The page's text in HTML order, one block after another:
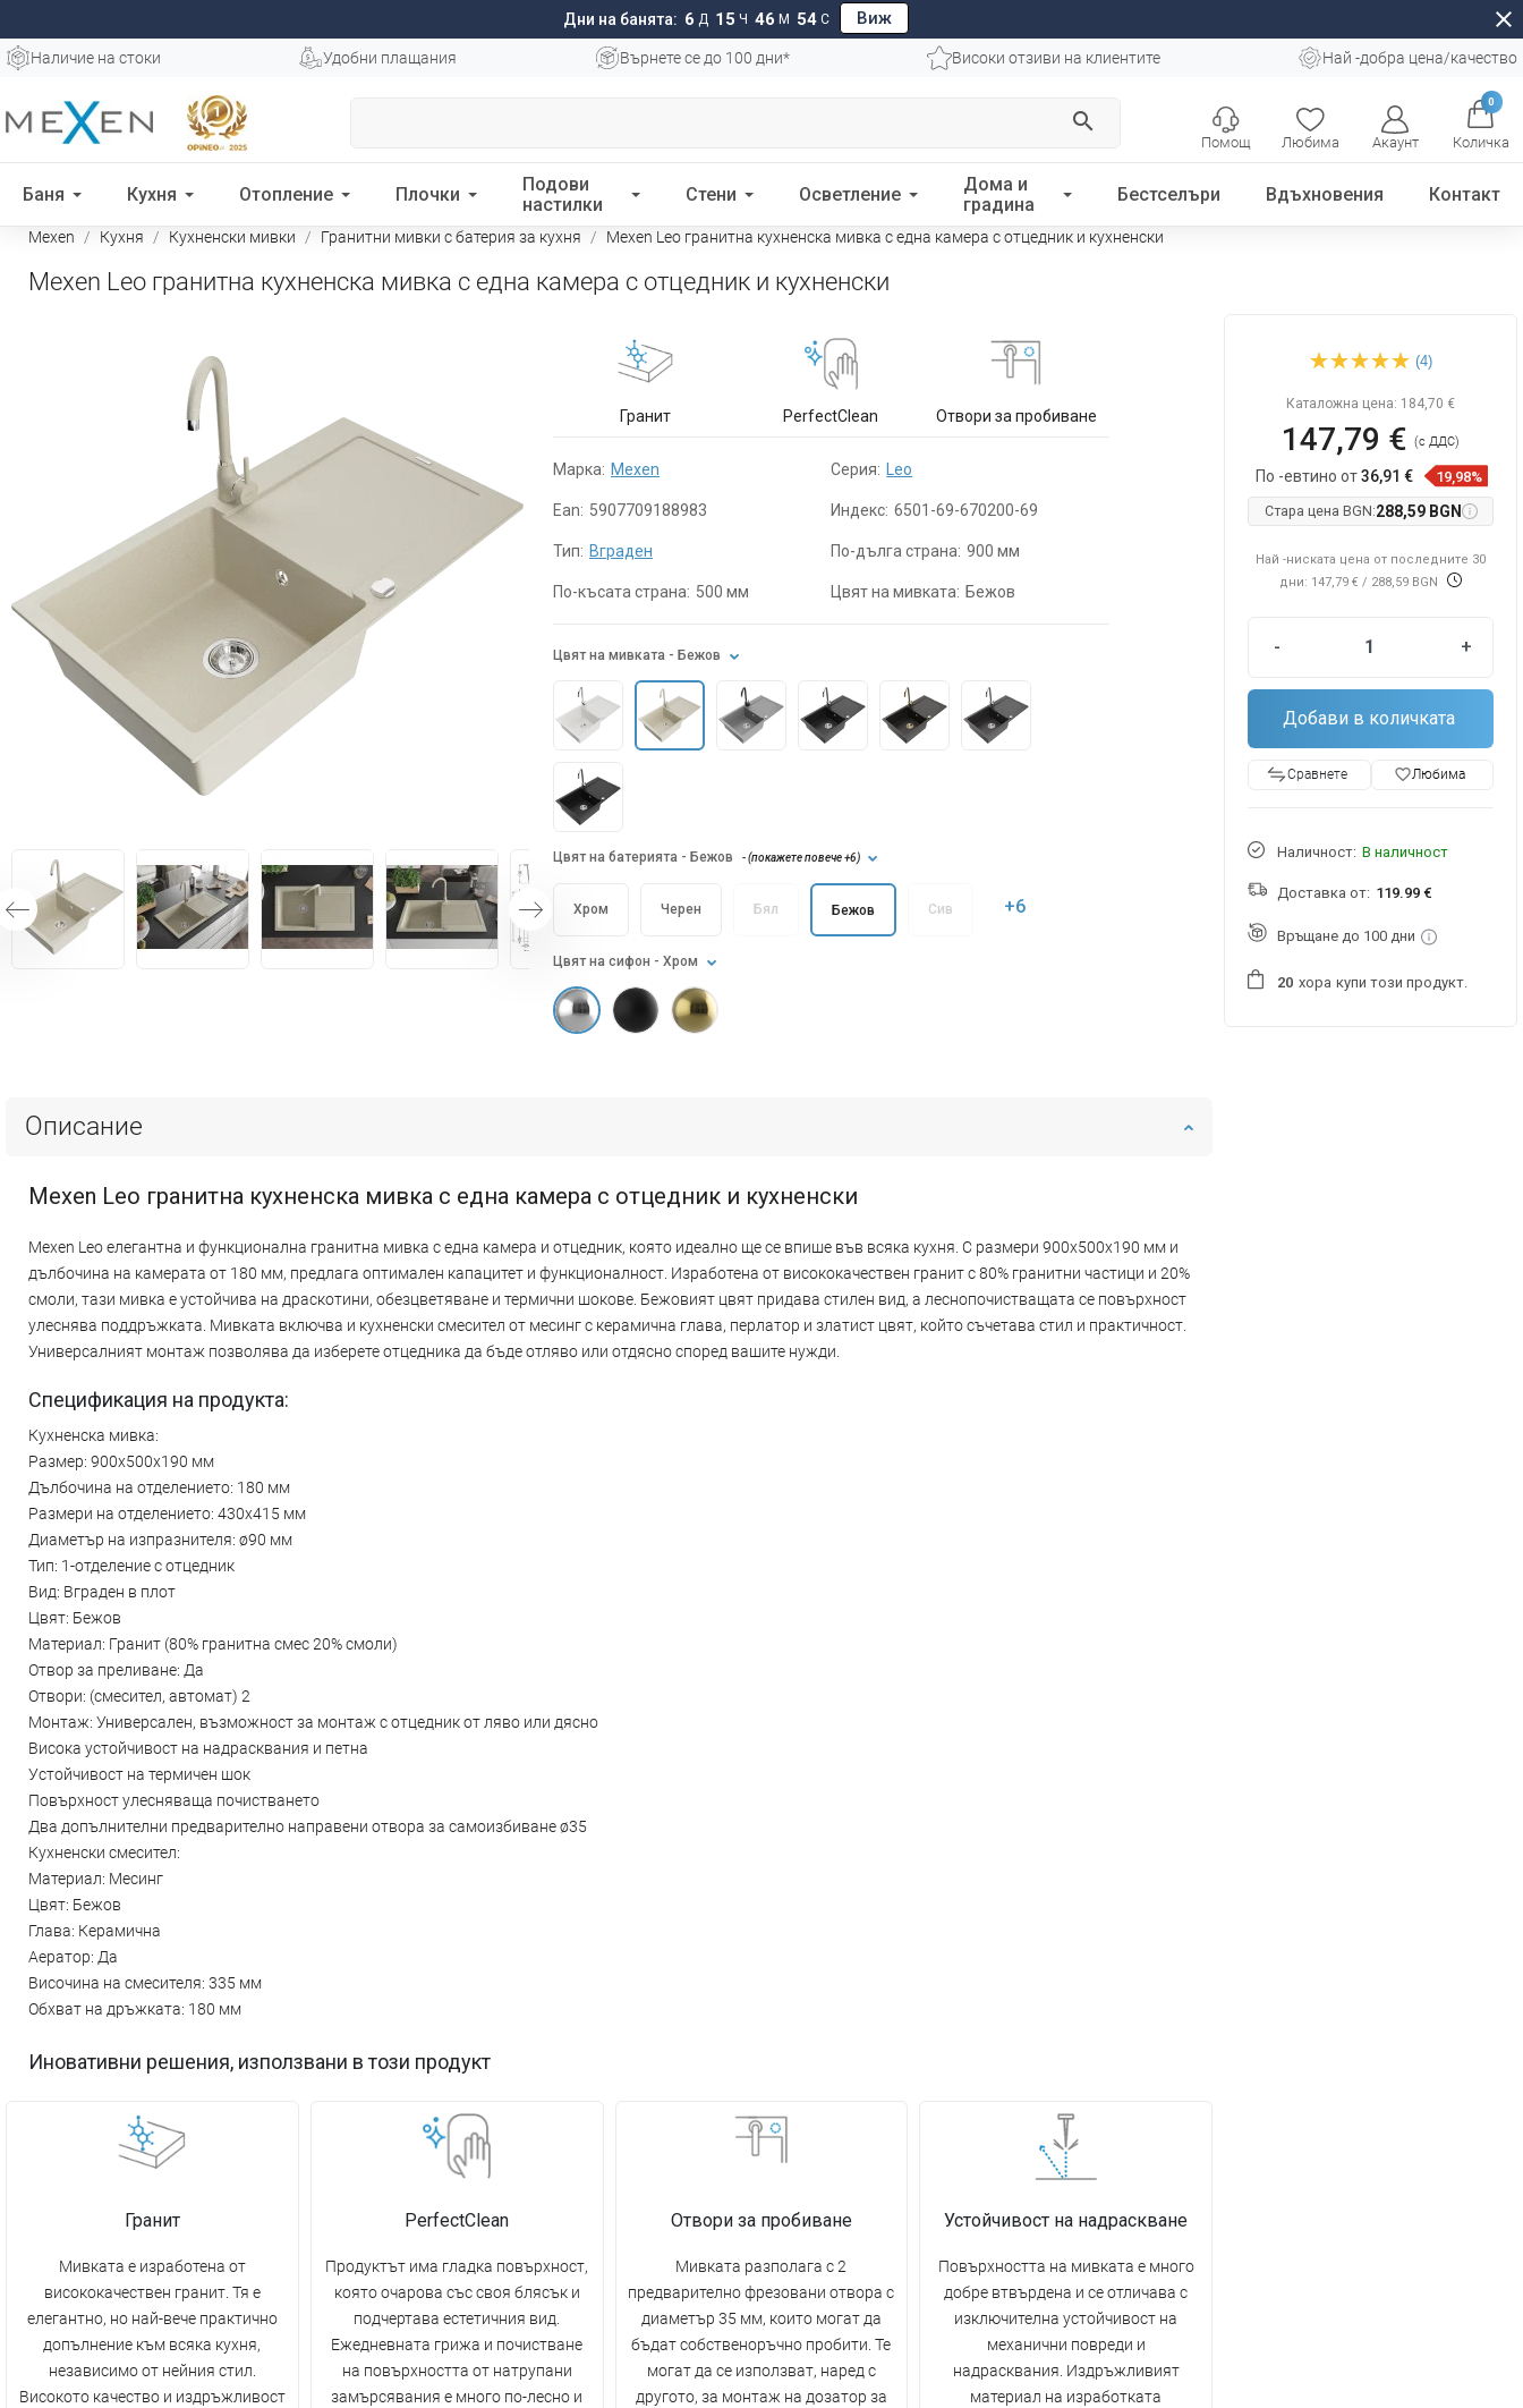
Дни на банята: 6 Д 15 Ч 46 М 53 С Виж close
Наличие на стоки Удобни плащания Върнете се до 100 дни* Високи отзиви на клиентите Най -добра цена/качество
search
Любима Акаунт
0
Количка
Помощ
Баня Кухня Отопление Плочки
Подови
настилки
Стени Осветление
Дома и
градина
Бестселъри Вдъхновения Контакт
Mexen Кухня Кухненски мивки Гранитни мивки с батерия за кухня Mexen Leo гранитна кухненска мивка с една камера с отцедник и кухненски
Mexen Leo гранитна кухненска мивка с една камера с отцедник и кухненски
Гранит PerfectClean Отвори за пробиване
Марка: Mexen Серия: Leo
Ean: 5907709188983 Индекс: 6501-69-670200-69
Тип: Вграден По-дълга страна: 900 мм
По-късата страна: 500 мм Цвят на мивката: Бежов
Цвят на сифон - Хром
Цвят на мивката - Бежов
Цвят на батерията - Бежов - (покажете повече+6)
Бял Сив
Хром Бежов
Черен +6
Описание
Mexen Leo гранитна кухненска мивка с една камера с отцедник и кухненски
Mexen Leo елегантна и функционална гранитна мивка с една камера и отцедник, която идеално ще се впише във всяка кухня. С размери 900x500x190 мм и
дълбочина на камерата от 180 мм, предлага оптимален капацитет и функционалност. Изработена от висококачествен гранит с 80% гранитни частици и 20%
смоли, тази мивка е устойчива на драскотини, обезцветяване и термични шокове. Бежовият цвят придава стилен вид, а леснопочистващата се повърхност
улеснява поддръжката. Мивката включва и кухненски смесител от месинг с керамична глава, перлатор и златист цвят, който съчетава стил и практичност.
Универсалният монтаж позволява да изберете отцедника да бъде отляво или отдясно според вашите нужди.
Спецификация на продукта:
Кухненска мивка:
Размер: 900x500x190 мм
Дълбочина на отделението: 180 мм
Размери на отделението: 430x415 мм
Диаметър на изпразнителя: ø90 мм
Тип: 1-отделение с отцедник
Вид: Вграден в плот
Цвят: Бежов
Материал: Гранит (80% гранитна смес 20% смоли)
Отвор за преливане: Да
Отвори: (смесител, автомат) 2
Монтаж: Универсален, възможност за монтаж с отцедник от ляво или дясно
Висока устойчивост на надрасквания и петна
Устойчивост на термичен шок
Повърхност улесняваща почистването
Два допълнителни предварително направени отвора за самоизбиване ø35
Кухненски смесител:
Материал: Месинг
Цвят: Бежов
Глава: Керамична
Аератор: Да
Височина на смесителя: 335 мм
Обхват на дръжката: 180 мм
Иновативни решения, използвани в този продукт
Гранит
Мивката е изработена от
висококачествен гранит. Тя е
елегантно, но най-вече практично
допълнение към всяка кухня,
независимо от нейния стил.
Високото качество и издръжливост
PerfectClean
Продуктът има гладка повърхност,
която очарова със своя блясък и
подчертава естетичния вид.
Ежедневната грижа и почистване
на повърхността от натрупани
замърсявания е много по-лесно и
Отвори за пробиване
Мивката разполага с 2
предварително фрезовани отвора с
диаметър 35 мм, които могат да
бъдат собственоръчно пробити. Те
могат да се използват, наред с
другото, за монтаж на дозатор за
Устойчивост на надраскване
Повърхността на мивката е много
добре втвърдена и се отличава с
изключителна устойчивост на
механични повреди и
надрасквания. Издръжливият
материал на изработката
кухненска мивка с една
(4)
Каталожна цена: 184,70 €
147,79 €(с ДДС)
По -евтино от36,91 €
19,98%
Стара цена BGN:288,59 BGN
Най -ниската цена от последните 30
дни: 147,79 €/ 288,59 BGN
- +
Добави в количката
Сравнете favorite_borderЛюбима
Наличност: В наличност
Доставка от: 119.99 €
Връщане до 100 дни
20 хора купи този продукт.